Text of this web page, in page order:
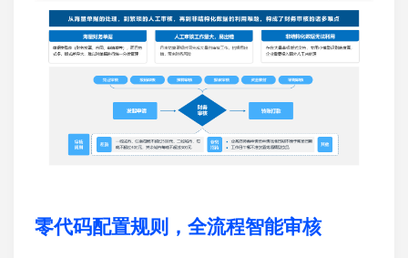
零代码配置规则，全流程智能审核